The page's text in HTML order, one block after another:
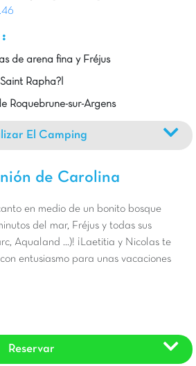
de arena fina y Fréjus
Rapha?l
Roquebrune-sur-Argens
El Camping
de Carolina
en medio de un bonito bosque
del mar, Fréjus y todas sus
Aqualand ...)! ¡Laetitia y Nicolas te
entusiasmo para unas vacaciones
Reservar